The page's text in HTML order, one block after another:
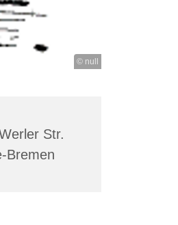
© null
Str.
Bremen